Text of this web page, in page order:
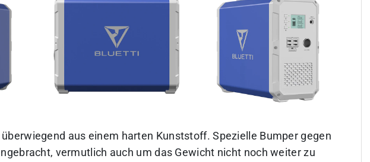
aus einem harten Kunststoff. Spezielle Bumper gegen
vermutlich auch um das Gewicht nicht noch weiter zu